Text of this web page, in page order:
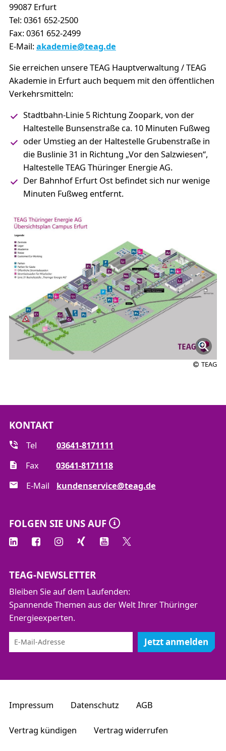
99087 Erfurt
Tel: 0361 652-2500
Fax: 0361 652-2499
E-Mail:akademie@teag.de
Sie erreichen unsere TEAG Hauptverwaltung / TEAG
Akademie in Erfurt auch bequem mit den öffentlichen
Verkehrsmitteln:
Stadtbahn-Linie 5 Richtung Zoopark, von der
Haltestelle Bunsenstraße ca. 10 Minuten Fußweg
oder Umstieg an der Haltestelle Grubenstraße in
die Buslinie 31 in Richtung „Vor den Salzwiesen“,
Haltestelle TEAG Thüringer Energie AG.
Der Bahnhof Erfurt Ost befindet sich nur wenige
Minuten Fußweg entfernt.
TEAG
KONTAKT
Tel
03641-8171111
Fax
03641-8171118
E-Mail
kundenservice@teag.de
FOLGEN SIE UNS AUF
TEAG-NEWSLETTER
Bleiben Sie auf dem Laufenden:
Spannende Themen aus der Welt Ihrer Thüringer
Energieexperten.
Jetzt anmelden
Impressum Datenschutz AGB
Vertrag kündigen Vertrag widerrufen